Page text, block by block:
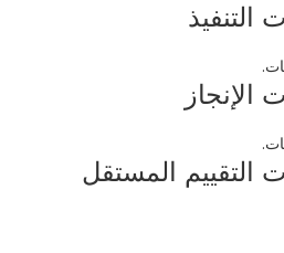
التنفيذ
الإنجاز
التقييم المستقل